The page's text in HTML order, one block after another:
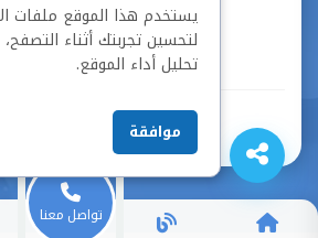
تواصل معنا
جميع الحقوق محفوظة © شركة
لتحسين تجربتك أثناء
تحليل أداء الموقع.
موافقة